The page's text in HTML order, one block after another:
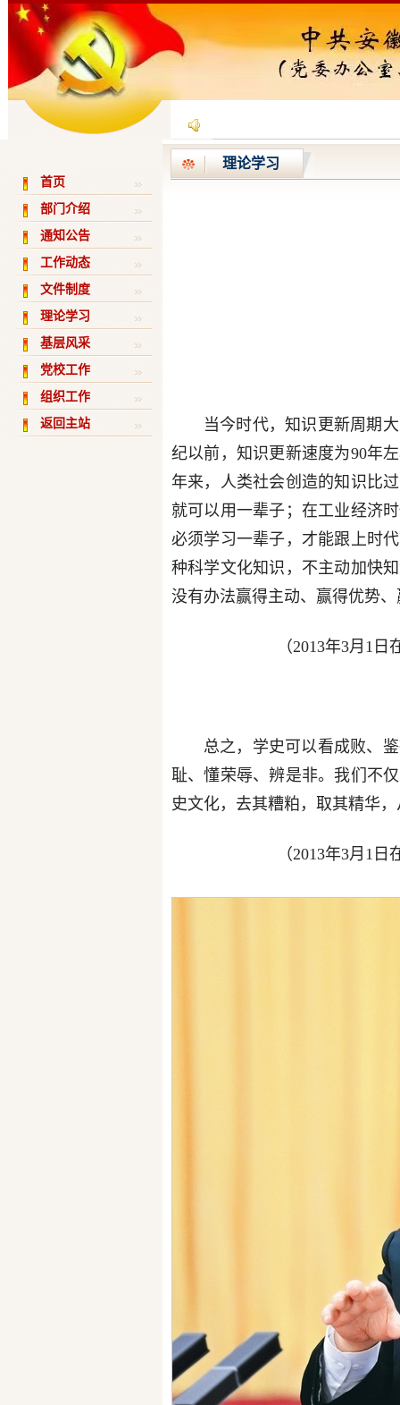
首页
部门介绍
通知公告
工作动态
文件制度
理论学习
基层风采
党校工作
组织工作
返回主站
理论学习
当今时代，知识更新周期
纪以前，知识更新速度为90年
年来，人类社会创造的知识比
就可以用一辈子；在工业经济
必须学习一辈子，才能跟上时
种科学文化知识，不主动加快
没有办法赢得主动、赢得优势
（2013年3月1
总之，学史可以看成败、
耻、懂荣辱、辨是非。我们不
史文化，去其糟粕，取其精华
（2013年3月1